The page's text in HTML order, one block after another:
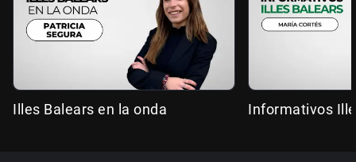
Illes Balears en la onda Informativos